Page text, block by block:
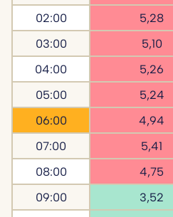
02:00
5,28
03:00
5,10
04:00
5,26
05:00
5,24
06:00
4,94
07:00
5,41
08:00
4,75
09:00
3,52